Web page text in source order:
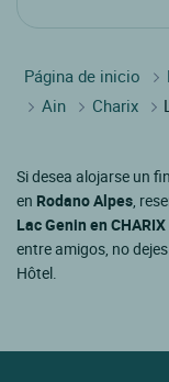
Página de inicio
Ain
Charix
Si desea alojarse un
en Rodano Alpes,
Lac Genin en CHARIX
entre amigos, no
Hôtel.